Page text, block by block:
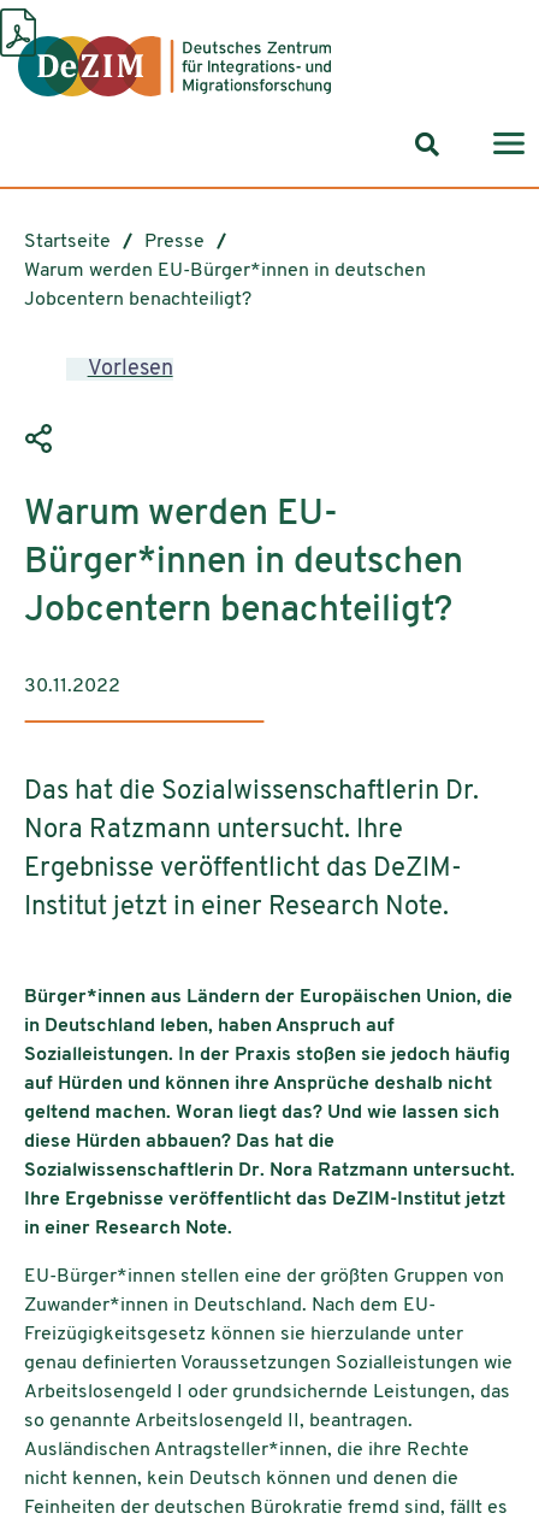
ReadSpeaker webReader springen
Inhalt springen
Navigation springen
Cookie-Einstellungen springen
Startseite
Presse
Warum werden EU-Bürger*innen in deutschen
Jobcentern benachteiligt?
Vorlesen
Warum werden EU-
Bürger*innen in deutschen
Jobcentern benachteiligt?
30.11.2022
Das hat die Sozialwissenschaftlerin Dr.
Nora Ratzmann untersucht. Ihre
Ergebnisse veröffentlicht das DeZIM-
Institut jetzt in einer Research Note.
Bürger*innen aus Ländern der Europäischen Union, die
in Deutschland leben, haben Anspruch auf
Sozialleistungen. In der Praxis stoßen sie jedoch häufig
auf Hürden und können ihre Ansprüche deshalb nicht
geltend machen. Woran liegt das? Und wie lassen sich
diese Hürden abbauen? Das hat die
Sozialwissenschaftlerin Dr. Nora Ratzmann untersucht.
Ihre Ergebnisse veröffentlicht das DeZIM-Institut jetzt
in einer Research Note.
EU-Bürger*innen stellen eine der größten Gruppen von
Zuwander*innen in Deutschland. Nach dem EU-
Freizügigkeitsgesetz können sie hierzulande unter
genau definierten Voraussetzungen Sozialleistungen wie
Arbeitslosengeld I oder grundsichernde Leistungen, das
so genannte Arbeitslosengeld II, beantragen.
Ausländischen Antragsteller*innen, die ihre Rechte
nicht kennen, kein Deutsch können und denen die
Feinheiten der deutschen Bürokratie fremd sind, fällt es